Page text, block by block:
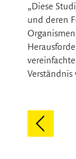
„Diese
und deren